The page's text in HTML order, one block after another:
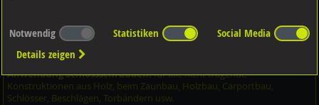
Anwendung Schlossschrauben:für alle nicht tragende
Konstruktionen aus Holz, beim Zaunbau, Holzbau, Carportbau,
Schlösser, Beschlägen, Torbändern usw.
Notwendig Statistiken
Social Media
Details zeigen